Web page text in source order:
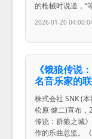
的枪械时说道，“
2026-01-20
《饿狼传说
名音乐家的
株式会社 SNK (
松原 健二)宣布
传说：群狼之城
作的乐曲总监。《